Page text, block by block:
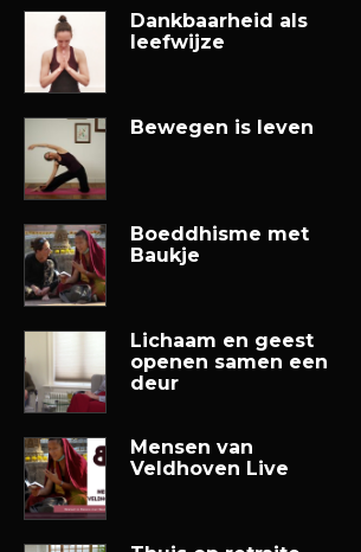
Dankbaarheid als
leefwijze
Bewegen is leven
Boeddhisme met
Baukje
Lichaam en geest
openen samen een
deur
Mensen van
Veldhoven Live